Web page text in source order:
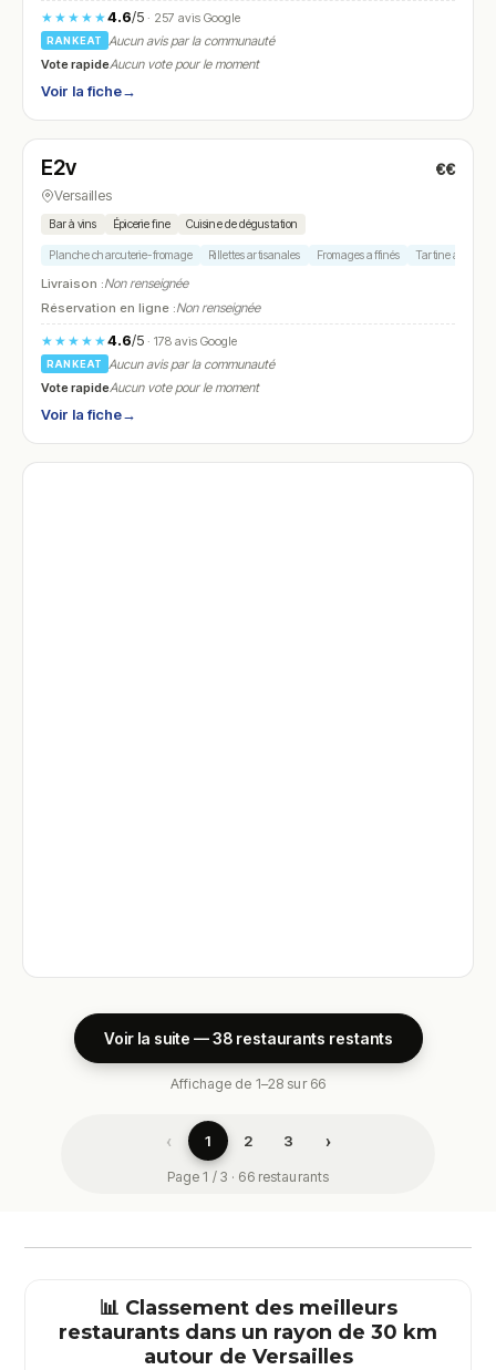
★★★★★4.6/5· 257 avis Google
RANKEAT
Aucun avis par la communauté
Vote rapideAucun vote pour le moment
Voir la fiche→
N° 28
E2v €€
Versailles
Bar à vins Épicerie fine Cuisine de dégustation
Planche charcuterie-fromage Rillettes artisanales Fromages affinés Tartine au
Livraison :Non renseignée
Réservation en ligne :Non renseignée
★★★★★4.6/5· 178 avis Google
RANKEAT
Aucun avis par la communauté
Vote rapideAucun vote pour le moment
Voir la fiche→
Voir la suite — 38 restaurants restants
Affichage de 1–28 sur 66
‹ 1 2 3 ›
Page 1 / 3 · 66 restaurants
📊 Classement des meilleurs
restaurants dans un rayon de 30 km
autour de Versailles